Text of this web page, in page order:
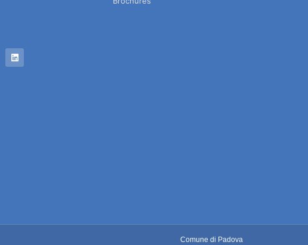
Comune di Padova